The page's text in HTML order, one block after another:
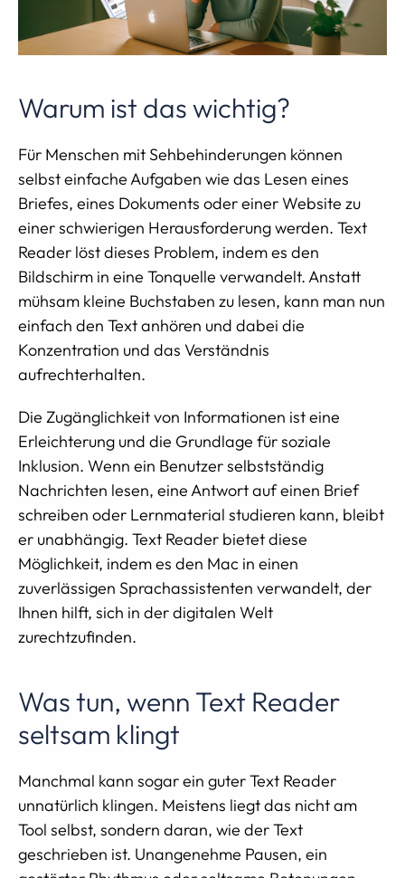
Warum ist das wichtig?
Für Menschen mit Sehbehinderungen können
selbst einfache Aufgaben wie das Lesen eines
Briefes, eines Dokuments oder einer Website zu
einer schwierigen Herausforderung werden. Text
Reader löst dieses Problem, indem es den
Bildschirm in eine Tonquelle verwandelt. Anstatt
mühsam kleine Buchstaben zu lesen, kann man nun
einfach den Text anhören und dabei die
Konzentration und das Verständnis
aufrechterhalten.
Die Zugänglichkeit von Informationen ist eine
Erleichterung und die Grundlage für soziale
Inklusion. Wenn ein Benutzer selbstständig
Nachrichten lesen, eine Antwort auf einen Brief
schreiben oder Lernmaterial studieren kann, bleibt
er unabhängig. Text Reader bietet diese
Möglichkeit, indem es den Mac in einen
zuverlässigen Sprachassistenten verwandelt, der
Ihnen hilft, sich in der digitalen Welt
zurechtzufinden.
Was tun, wenn Text Reader
seltsam klingt
Manchmal kann sogar ein guter Text Reader
unnatürlich klingen. Meistens liegt das nicht am
Tool selbst, sondern daran, wie der Text
geschrieben ist. Unangenehme Pausen, ein